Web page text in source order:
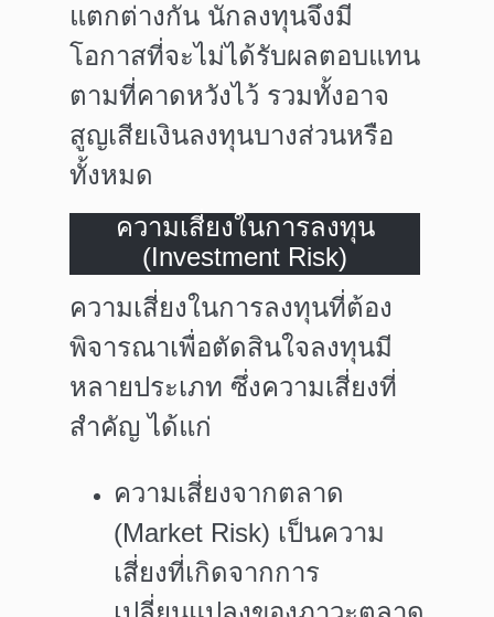
แตกต่างกัน นักลงทุนจึงมี
โอกาสที่จะไม่ได้รับผลตอบแทน
ตามที่คาดหวังไว้ รวมทั้งอาจ
สูญเสียเงินลงทุนบางส่วนหรือ
ทั้งหมด
ความเสี่ยงในการลงทุน
(Investment Risk)
ความเสี่ยงในการลงทุนที่ต้อง
พิจารณาเพื่อตัดสินใจลงทุนมี
หลายประเภท ซึ่งความเสี่ยงที่
สำคัญ ได้แก่
ความเสี่ยงจากตลาด
(Market Risk) เป็นความ
เสี่ยงที่เกิดจากการ